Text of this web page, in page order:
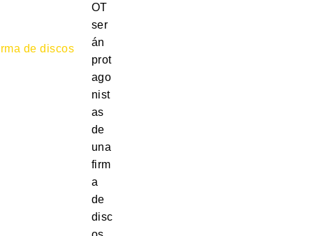
OT
ser
án
prot
ago
nist
as
de
una
firm
a
de
disc